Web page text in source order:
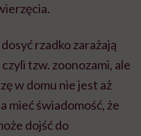
rzadko zarażają
tzw. zoonozami, ale
w domu nie jest aż
mieć świadomość, że
dojść do